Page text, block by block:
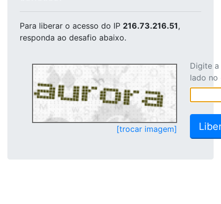
Para liberar o acesso do IP 216.73.216.51,
responda ao desafio abaixo.
[trocar imagem]
Digite
lado no